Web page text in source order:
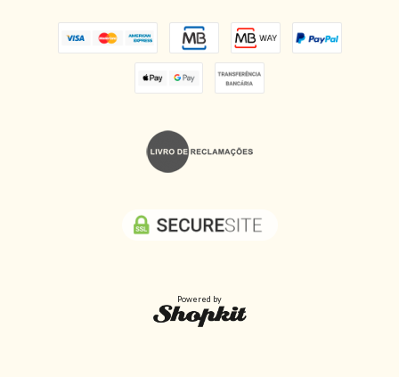
Powered by